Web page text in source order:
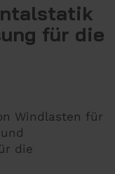
für die
Windlasten für
die